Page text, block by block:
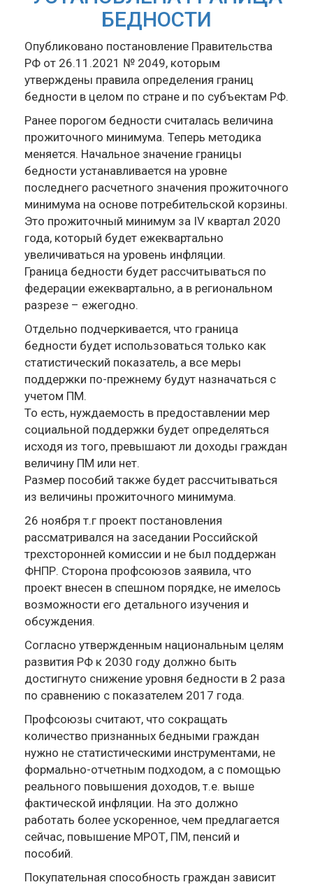
БЕДНОСТИ
Опубликовано постановление Правительства
РФ от 26.11.2021 № 2049, которым
утверждены правила определения границ
бедности в целом по стране и по субъектам РФ.
Ранее порогом бедности считалась величина
прожиточного минимума. Теперь методика
меняется. Начальное значение границы
бедности устанавливается на уровне
последнего расчетного значения прожиточного
минимума на основе потребительской корзины.
Это прожиточный минимум за IV квартал 2020
года, который будет ежеквартально
увеличиваться на уровень инфляции.
Граница бедности будет рассчитываться по
федерации ежеквартально, а в региональном
разрезе – ежегодно.
Отдельно подчеркивается, что граница
бедности будет использоваться только как
статистический показатель, а все меры
поддержки по-прежнему будут назначаться с
учетом ПМ.
То есть, нуждаемость в предоставлении мер
социальной поддержки будет определяться
исходя из того, превышают ли доходы граждан
величину ПМ или нет.
Размер пособий также будет рассчитываться
из величины прожиточного минимума.
26 ноября т.г проект постановления
рассматривался на заседании Российской
трехсторонней комиссии и не был поддержан
ФНПР. Сторона профсоюзов заявила, что
проект внесен в спешном порядке, не имелось
возможности его детального изучения и
обсуждения.
Согласно утвержденным национальным целям
развития РФ к 2030 году должно быть
достигнуто снижение уровня бедности в 2 раза
по сравнению с показателем 2017 года.
Профсоюзы считают, что сокращать
количество признанных бедными граждан
нужно не статистическими инструментами, не
формально-отчетным подходом, а с помощью
реального повышения доходов, т.е. выше
фактической инфляции. На это должно
работать более ускоренное, чем предлагается
сейчас, повышение МРОТ, ПМ, пенсий и
пособий.
Покупательная способность граждан зависит